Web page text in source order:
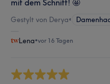
mit dem Schnitt! 🤩
Gestylt von Derya•
Lena•vor 16 Tagen